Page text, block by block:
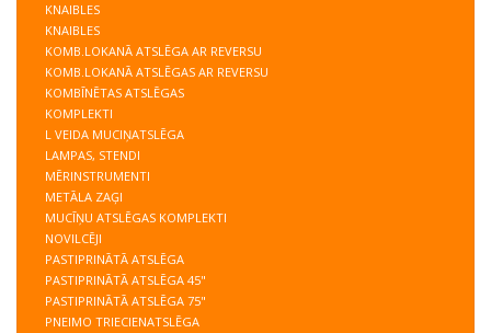
KNAIBLES
KNAIBLES
KOMB.LOKANĀ ATSLĒGA AR REVERSU
KOMB.LOKANĀ ATSLĒGAS AR REVERSU
KOMBĪNĒTAS ATSLĒGAS
KOMPLEKTI
L VEIDA MUCIŅATSLĒGA
LAMPAS, STENDI
MĒRINSTRUMENTI
METĀLA ZAĢI
MUCĪŅU ATSLĒGAS KOMPLEKTI
NOVILCĒJI
PASTIPRINĀTĀ ATSLĒGA
PASTIPRINĀTĀ ATSLĒGA 45"
PASTIPRINĀTĀ ATSLĒGA 75"
PNEIMO TRIECIENATSLĒGA